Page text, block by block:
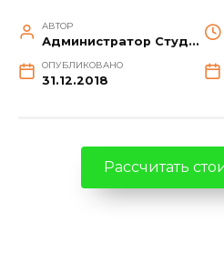
АВТОР
Администратор Студии
ОПУБЛИКОВАНО
31.12.2018
Рассчитать